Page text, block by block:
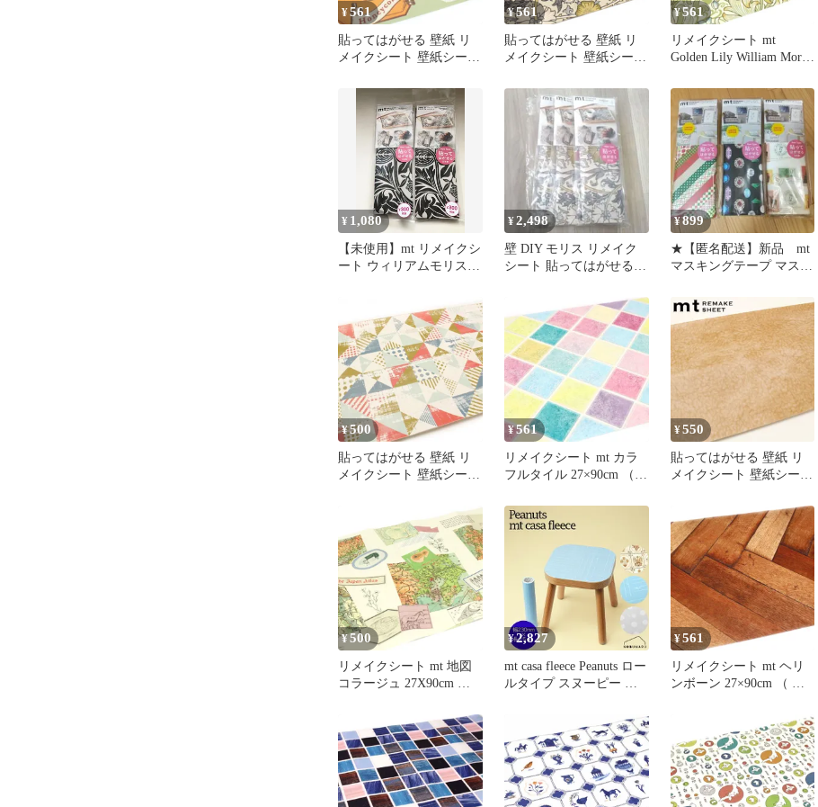
¥561
貼ってはがせる 壁紙 リ
メイクシート 壁紙シート
ンテージイラスト （ 壁
紙シール はがせる ウォ
ールステッカー シール壁
紙 簡単 アレンジ DIY 家
具 カット可能 デコレー
ション 大判 )
¥561
貼ってはがせる 壁紙 リ
メイクシート 壁紙シート
William Morris Pink＆Rose
（ 壁紙シール はがせる
ウォールステッカー シー
ル壁紙 簡単 アレンジ
DIY 家具 カット可能 デ
コレーション 大判 )
¥561
リメイクシート mt
Golden Lily William Morris
ステッカー DIY おしゃれ
はがせる ウィリアムモリ
ス シール壁紙 簡単 アレ
ンジ カット可能 カモ井
加工紙 )
¥ 1,080
【未使用】mt リメイクシ
ート ウィリアムモリス
¥2,498
壁 DIY モリス リメイク
シート 貼ってはがせる
¥899
★【匿名配送】新品 mt
マスキングテープ マス
本セット
¥500
貼ってはがせる 壁紙 リ
メイクシート 壁紙シート
ターンウッド （ 壁紙シ
ール はがせる ウォール
ステッカー シール壁紙
簡単 アレンジ DIY 家具
カット可能 デコレーショ
ン 大判 )
¥561
リメイクシート mt カラ
フルタイル 27×90cm （
ッカー DIY おしゃれ は
がせる タイル シール壁
紙 簡単 アレンジ カット
可能 カモ井加工紙 タイ
ル柄 )
¥550
貼ってはがせる 壁紙 リ
メイクシート 壁紙シート
（ 壁用 27cm×90cm 壁紙
シール のり付き 貼って
剥がせる DIY お手軽 マ
スキングテープ 日本製
シール壁紙 糊付き はが
せる クロス 簡単 カット
可能 )
¥500
リメイクシート mt 地図
コラージュ 27X90cm （
ッカー DIY おしゃれ は
がせる シール壁紙 簡単
アレンジ カット可能 カ
モ井加工紙 )
¥2,827
mt casa fleece Peanuts ロー
ルタイプ スヌーピー 幅
クシート フリース素材
テープ 貼ってはがせる
模様替え 簡単 撥水性 カ
モ井加工紙【ご選択くだ
さい】
¥561
リメイクシート mt ヘリ
ンボーン 27×90cm （ 壁
カー DIY おしゃれ はが
せる 木目 シール壁紙 簡
単 アレンジ カット可能
カモ井加工紙 木目調 )